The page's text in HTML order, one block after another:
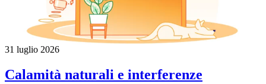
31 luglio 2026
Calamità naturali e interferenze